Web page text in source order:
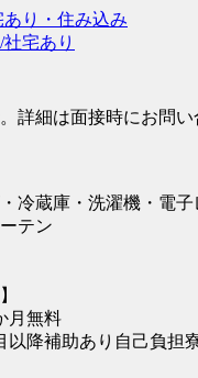
あり・住み込み
宅あり
詳細は面接時にお問い
冷蔵庫・洗濯機・電子
テン
月無料
以降補助あり自己負担